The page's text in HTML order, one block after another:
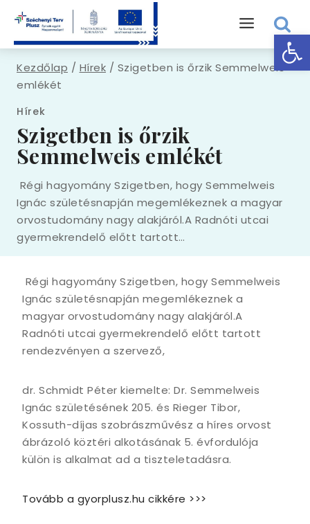
content
Kezdőlap / Hírek / Szigetben is őrzik Semmelweis
emlékét
Hírek
Szigetben is őrzik
Semmelweis emlékét
Régi hagyomány Szigetben, hogy Semmelweis
Ignác születésnapján megemlékeznek a magyar
orvostudomány nagy alakjáról.A Radnóti utcai
gyermekrendelő előtt tartott…
Régi hagyomány Szigetben, hogy Semmelweis
Ignác születésnapján megemlékeznek a
magyar orvostudomány nagy alakjáról.A
Radnóti utcai gyermekrendelő előtt tartott
rendezvényen a szervező,
dr. Schmidt Péter kiemelte: Dr. Semmelweis
Ignác születésének 205. és Rieger Tibor,
Kossuth-díjas szobrászművész a híres orvost
ábrázoló köztéri alkotásának 5. évfordulója
külön is alkalmat ad a tiszteletadásra.
Tovább a gyorplusz.hu cikkére >>>